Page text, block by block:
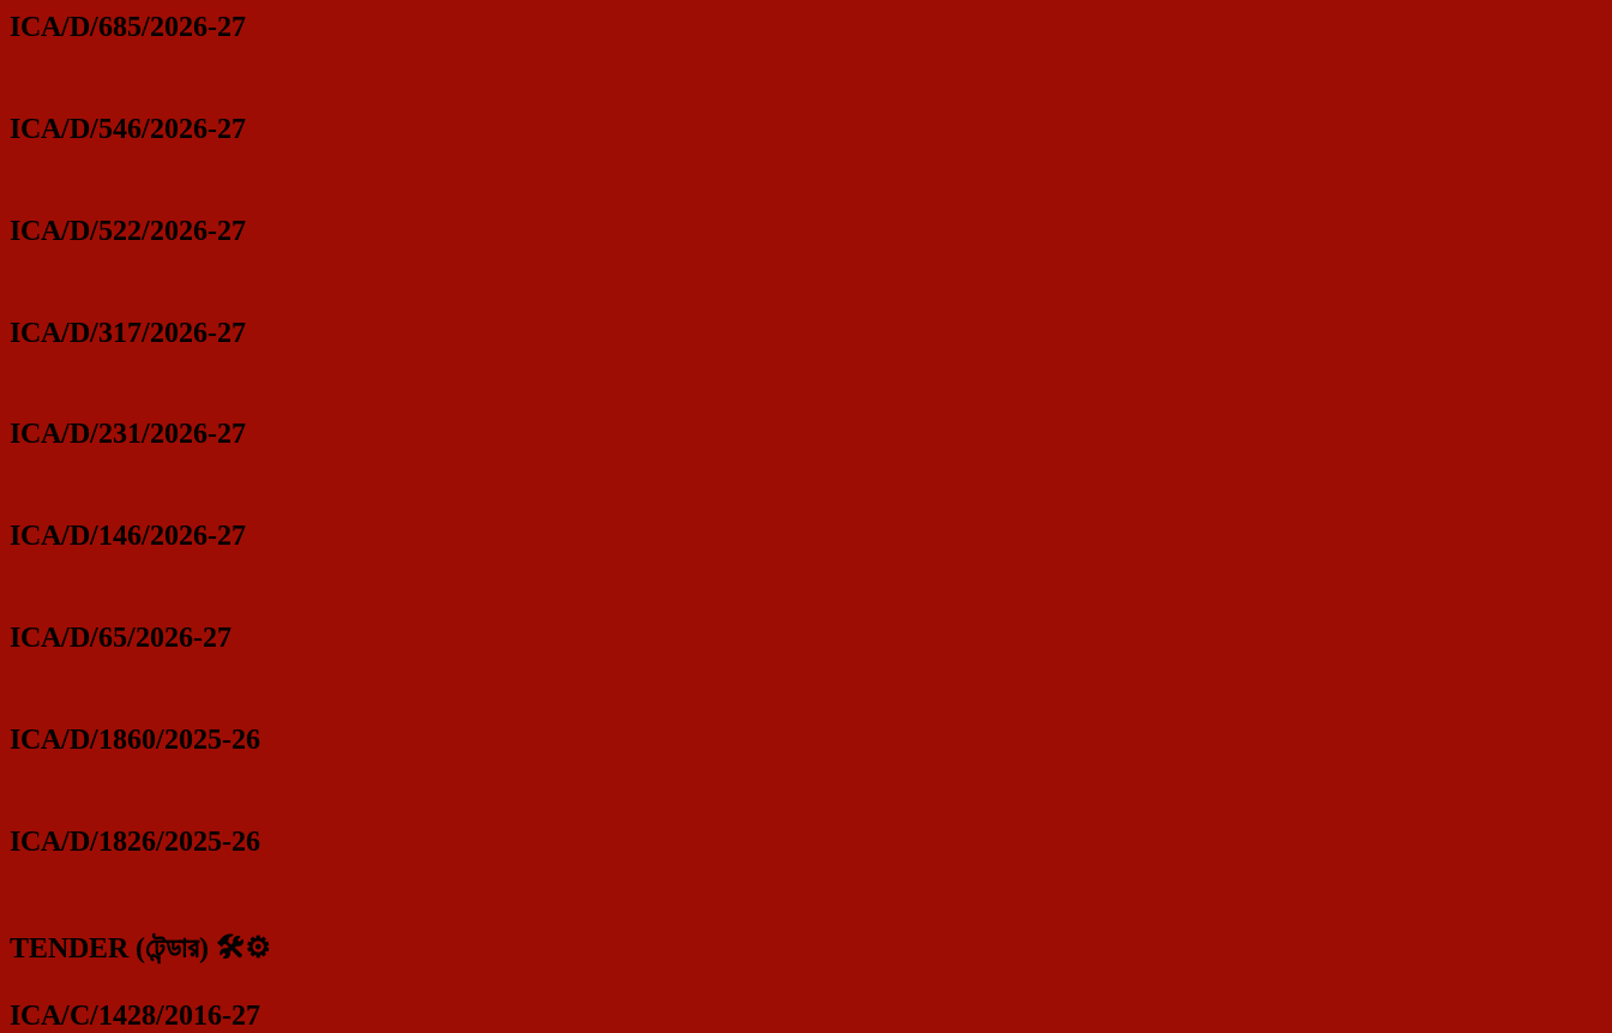
ICA/D/685/2026-27
ICA/D/546/2026-27
ICA/D/522/2026-27
ICA/D/317/2026-27
ICA/D/231/2026-27
ICA/D/146/2026-27
ICA/D/65/2026-27
ICA/D/1860/2025-26
ICA/D/1826/2025-26
TENDER (টেন্ডার) 🛠️⚙️
ICA/C/1428/2016-27